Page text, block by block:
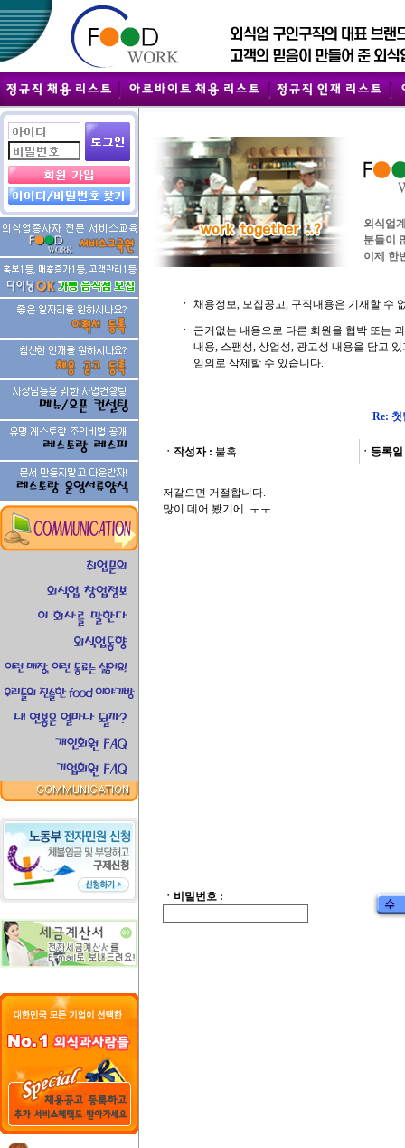
외식업
분들이
이제 한
ㆍ 채용정보, 모집공고, 구직내용은 기재할 수
ㆍ
근거없는 내용으로 다른 회원을 협박 또는
내용, 스팸성, 상업성, 광고성 내용을 담고
임의로 삭제할 수 있습니다.
Re: 첫
ㆍ작성자 : 불혹 ㆍ등록
저같으면 거절합니다.
많이 데어 봤기에..ㅜㅜ
ㆍ비밀번호 :